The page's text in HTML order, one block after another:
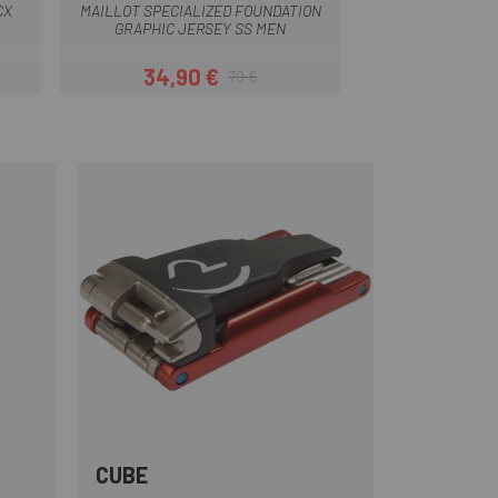
MAILLOT SPECIALIZED FOUNDATION
GRAPHIC JERSEY SS MEN
Preu
34,90 €Preu regular
79 €
CUBE